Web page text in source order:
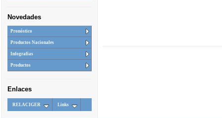
Novedades
Pronóstico
Productos Nacionales
Infografias
Productos
Enlaces
RELACIGER Links